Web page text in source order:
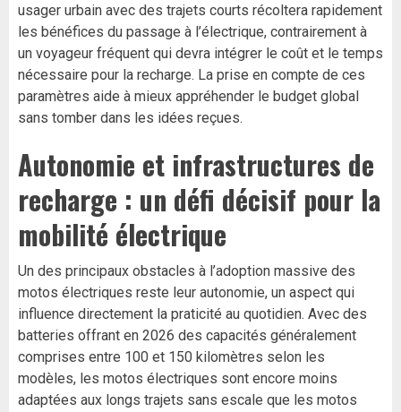
usager urbain avec des trajets courts récoltera rapidement
les bénéfices du passage à l’électrique, contrairement à
un voyageur fréquent qui devra intégrer le coût et le temps
nécessaire pour la recharge. La prise en compte de ces
paramètres aide à mieux appréhender le budget global
sans tomber dans les idées reçues.
Autonomie et infrastructures de
recharge : un défi décisif pour la
mobilité électrique
Un des principaux obstacles à l’adoption massive des
motos électriques reste leur autonomie, un aspect qui
influence directement la praticité au quotidien. Avec des
batteries offrant en 2026 des capacités généralement
comprises entre 100 et 150 kilomètres selon les
modèles, les motos électriques sont encore moins
adaptées aux longs trajets sans escale que les motos